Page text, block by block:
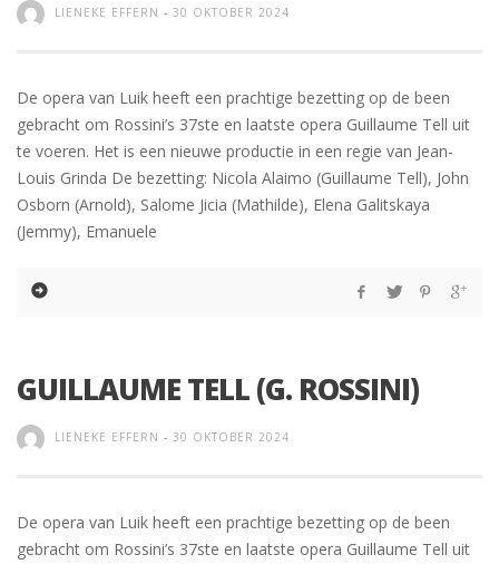
LIENEKE EFFERN - 30 OKTOBER 2024
De opera van Luik heeft een prachtige bezetting op de been
gebracht om Rossini’s 37ste en laatste opera Guillaume Tell uit
te voeren. Het is een nieuwe productie in een regie van Jean-
Louis Grinda De bezetting: Nicola Alaimo (Guillaume Tell), John
Osborn (Arnold), Salome Jicia (Mathilde), Elena Galitskaya
(Jemmy), Emanuele
GUILLAUME TELL (G. ROSSINI)
LIENEKE EFFERN - 30 OKTOBER 2024
De opera van Luik heeft een prachtige bezetting op de been
gebracht om Rossini’s 37ste en laatste opera Guillaume Tell uit